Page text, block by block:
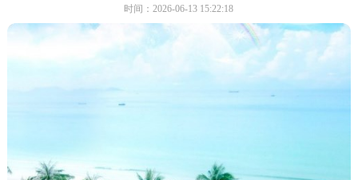
时间：2026-06-13 15:22:18